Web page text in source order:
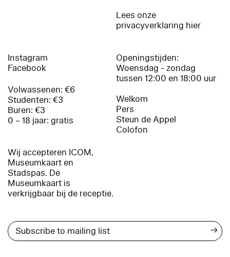
Lees onze
privacyverklaring hier
Instagram
Facebook
Volwassenen: €6
Studenten: €3
Buren: €3
0 – 18 jaar: gratis
Wij accepteren ICOM,
Museumkaart en
Stadspas. De
Museumkaart is
verkrijgbaar bij de receptie.
Openingstijden:
Woensdag - zondag
tussen 12:00 en 18:00 uur
Welkom
Pers
Steun de Appel
Colofon
→